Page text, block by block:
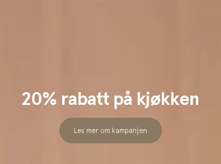
20% rabatt på kjøkken
Les mer om kampanjen